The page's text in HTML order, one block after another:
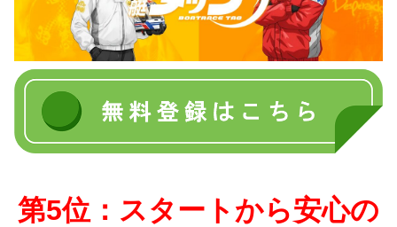
第5位：スタートから安心の